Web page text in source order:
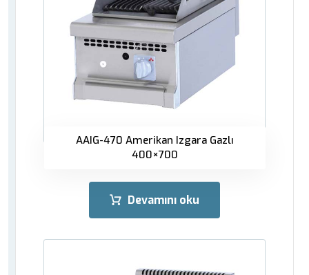
AAIG-470 Amerikan Izgara Gazlı
400×700
Devamını oku